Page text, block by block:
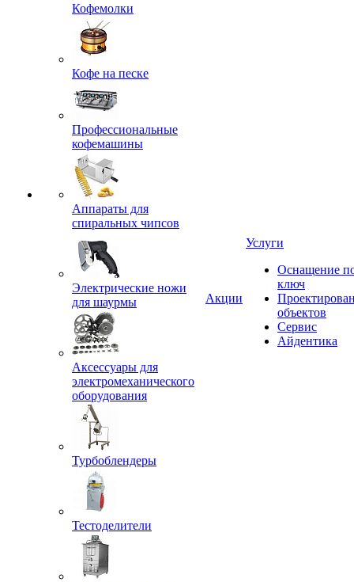
Кофемолки
Кофе на песке
Профессиональные
кофемашины
Аппараты для
спиральных чипсов
Электрические ножи
для шаурмы
Аксессуары для
электромеханического
оборудования
Турбоблендеры
Тестоделители
Акции
Услуги
Оснащение
ключ
объектов
Сервис
Айдентика